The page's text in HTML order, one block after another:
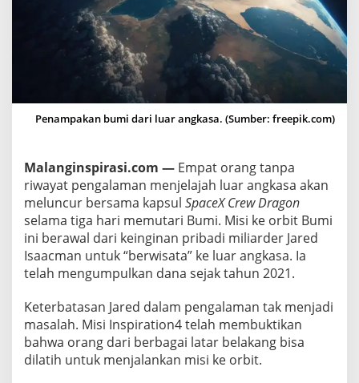
g
n
t
u
k
“
P
a
r
w
i
s
a
Penampakan bumi dari luar angkasa. (Sumber: freepik.com)
Malanginspirasi.com — Empat orang tanpa
riwayat pengalaman menjelajah luar angkasa akan
meluncur bersama kapsul SpaceX Crew Dragon
selama tiga hari memutari Bumi. Misi ke orbit Bumi
ini berawal dari keinginan pribadi miliarder Jared
Isaacman untuk “berwisata” ke luar angkasa. Ia
telah mengumpulkan dana sejak tahun 2021.
Keterbatasan Jared dalam pengalaman tak menjadi
masalah. Misi Inspiration4 telah membuktikan
bahwa orang dari berbagai latar belakang bisa
dilatih untuk menjalankan misi ke orbit.